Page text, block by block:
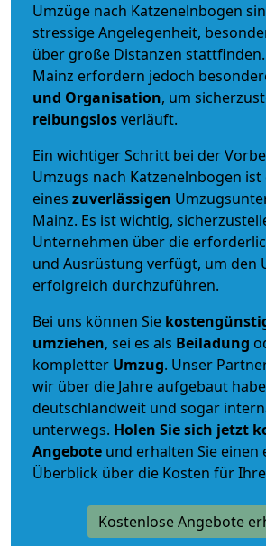
Umzüge nach Katzenelnbogen
stressige Angelegenheit,
über große Distanzen
Mainz erfordern jedoch
und Organisation, um
reibungslosverläuft.
Ein wichtiger Schritt bei der
Umzugs nach Katzenelnbogen ist
eines zuverlässigen
Mainz. Es ist wichtig,
Unternehmen über die
und Ausrüstung verfügt, um den
erfolgreich durchzuführen.
Bei uns können Sie
umziehen, sei es als Beiladung
kompletter Umzug. Unser
wir über die Jahre aufgebaut
deutschlandweit und sogar
unterwegs. Holen Sie sich jetzt
Angebote und erhalten Sie einen
Überblick über die Kosten für
Kostenlose Angebote